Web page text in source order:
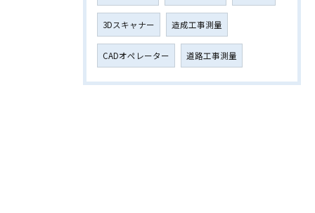
3Dスキャナー 造成工事測量
CADオペレーター 道路工事測量